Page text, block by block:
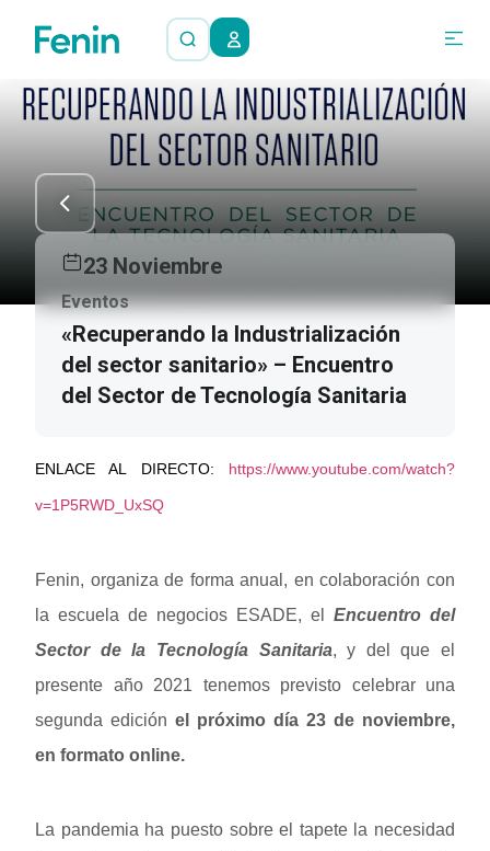
23 Noviembre
Eventos
«Recuperando la Industrialización
del sector sanitario» – Encuentro
del Sector de Tecnología Sanitaria
ENLACE AL DIRECTO: https://www.youtube.com/watch?
v=1P5RWD_UxSQ
Fenin, organiza de forma anual, en colaboración con
la escuela de negocios ESADE, el Encuentro del
Sector de la Tecnología Sanitaria, y del que el
presente año 2021 tenemos previsto celebrar una
segunda edición el próximo día 23 de noviembre,
en formato online.
La pandemia ha puesto sobre el tapete la necesidad